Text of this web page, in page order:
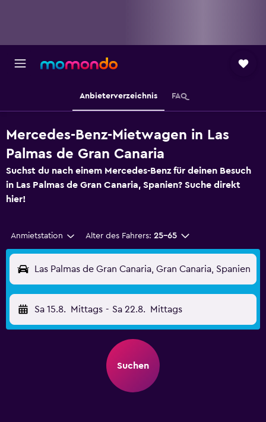
Anbieterverzeichnis FAQ
Mercedes-Benz-Mietwagen in Las
Palmas de Gran Canaria
Suchst du nach einem Mercedes-Benz für deinen Besuch
in Las Palmas de Gran Canaria, Spanien? Suche direkt
hier!
Anmietstation Alter des Fahrers: 25-65
Las Palmas de Gran Canaria, Gran Canaria, Spanien
Sa 15.8. Mittags - Sa 22.8. Mittags
Suchen